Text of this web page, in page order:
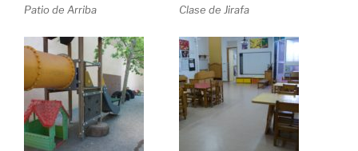
Patio de Arriba Clase de Jirafa